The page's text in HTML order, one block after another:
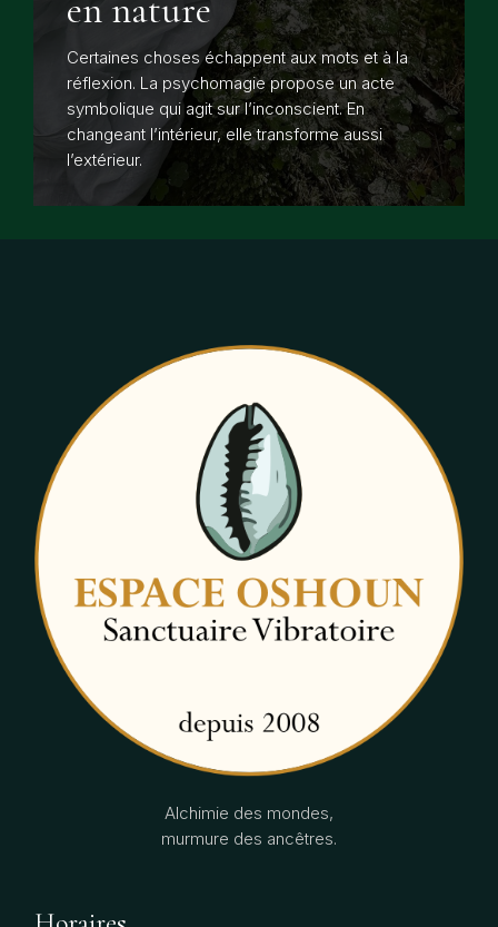
en nature
Certaines choses échappent aux mots et à la
réflexion. La psychomagie propose un acte
symbolique qui agit sur l’inconscient. En
changeant l’intérieur, elle transforme aussi
l’extérieur.
Alchimie des mondes,
murmure des ancêtres.